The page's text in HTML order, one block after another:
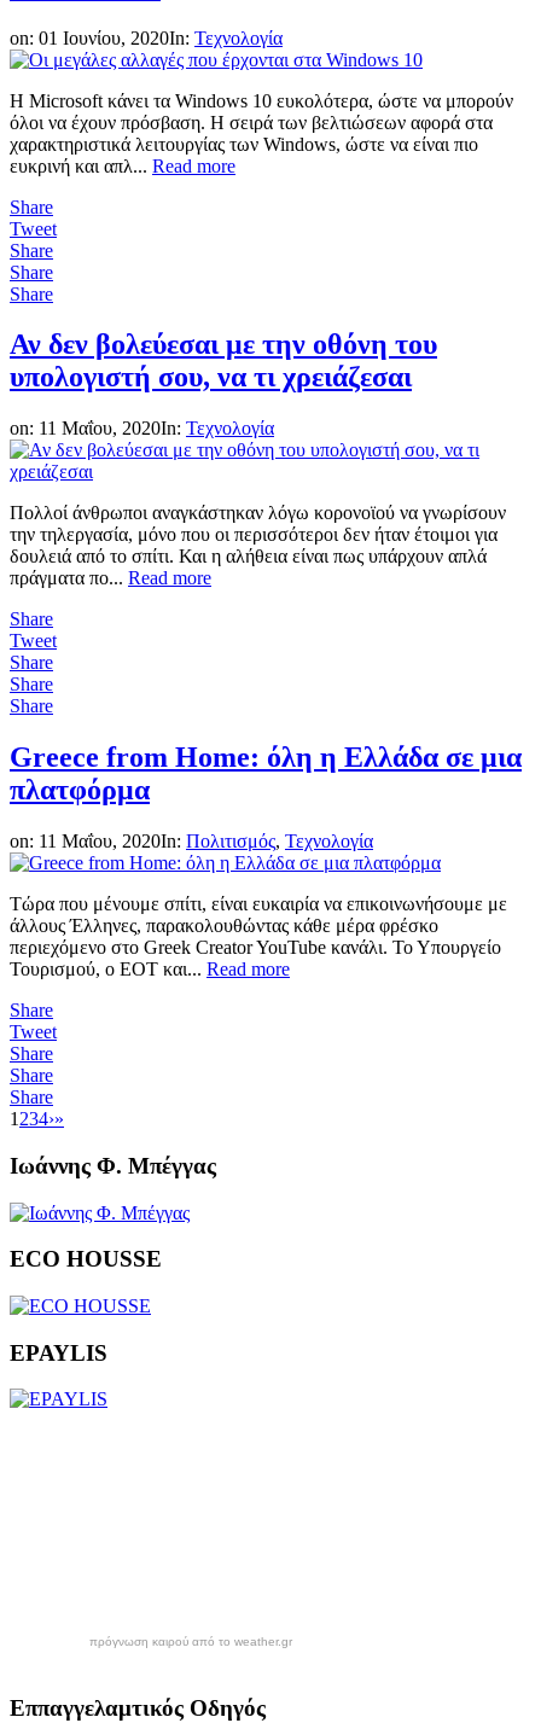
on: 01 Ιουνίου, 2020In: Τεχνολογία
Η Microsoft κάνει τα Windows 10 ευκολότερα, ώστε να μπορούν
όλοι να έχουν πρόσβαση. Η σειρά των βελτιώσεων αφορά στα
χαρακτηριστικά λειτουργίας των Windows, ώστε να είναι πιο
ευκρινή και απλ... Read more
Share
Tweet
Share
Share
Share
Αν δεν βολεύεσαι με την οθόνη του
υπολογιστή σου, να τι χρειάζεσαι
on: 11 Μαΐου, 2020In: Τεχνολογία
Πολλοί άνθρωποι αναγκάστηκαν λόγω κορονοϊού να γνωρίσουν
την τηλεργασία, μόνο που οι περισσότεροι δεν ήταν έτοιμοι για
δουλειά από το σπίτι. Και η αλήθεια είναι πως υπάρχουν απλά
πράγματα πο... Read more
Share
Tweet
Share
Share
Share
Greece from Home: όλη η Ελλάδα σε μια
πλατφόρμα
on: 11 Μαΐου, 2020In: Πολιτισμός, Τεχνολογία
Τώρα που μένουμε σπίτι, είναι ευκαιρία να επικοινωνήσουμε με
άλλους Έλληνες, παρακολουθώντας κάθε μέρα φρέσκο
περιεχόμενο στο Greek Creator YouTube κανάλι. Το Υπουργείο
Τουρισμού, ο ΕΟΤ και... Read more
Share
Tweet
Share
Share
Share
1 234›»
Ιωάννης Φ. Μπέγγας
ECO HOUSSE
EPAYLIS
πρόγνωση καιρού από το weather.gr
Εππαγγελαμτικός Οδηγός